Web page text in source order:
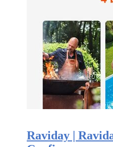
Raviday |